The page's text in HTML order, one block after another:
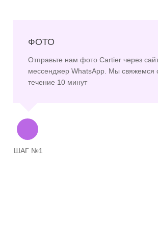
ФОТО
Отправьте нам фото Cartier через
мессенджер WhatsApp. Мы свяжемся
течение 10 минут
ШАГ №1